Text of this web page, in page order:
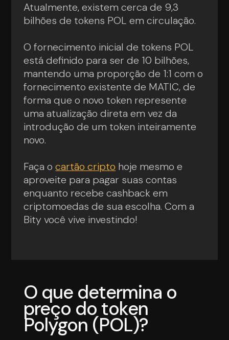
Atualmente, existem cerca de 9,3
bilhões de tokens POL em circulação.
O fornecimento inicial de tokens POL
está definido para ser de 10 bilhões,
mantendo uma proporção de 1:1 com o
fornecimento existente de MATIC, de
forma que o novo token represente
uma atualização direta em vez da
introdução de um token inteiramente
novo.
Faça ocartão cripto hoje mesmo e
aproveite para pagar suas contas
enquanto recebe cashback em
criptomoedas de sua escolha. Com a
Bity você vive investindo!
O que determina o
preço do token
Polygon (POL)?